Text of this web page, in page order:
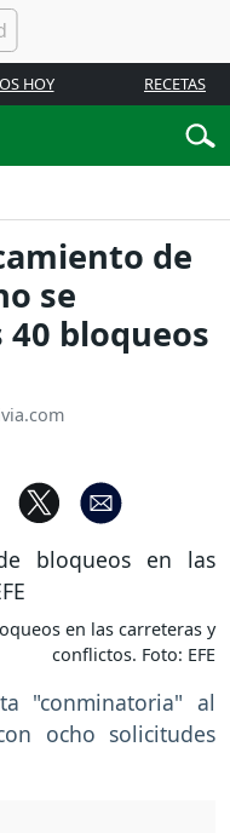
HOY RECETAS
de
se
bloqueos
en las carreteras y
conflictos. Foto: EFE
"conminatoria" al
ocho solicitudes